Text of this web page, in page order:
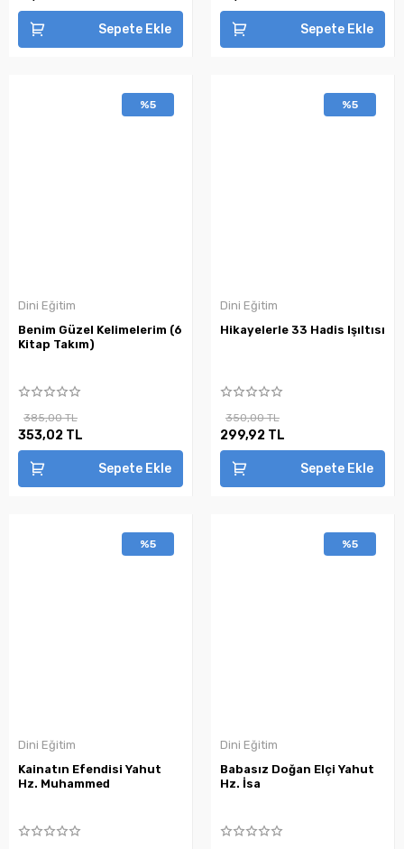
Sepete Ekle Sepete Ekle
%5
Dini Eğitim
Benim Güzel Kelimelerim (6
Kitap Takım)
385,00 TL
353,02 TL
Sepete Ekle
%5
Dini Eğitim
Hikayelerle 33 Hadis Işıltısı
350,00 TL
299,92 TL
Sepete Ekle
%5
Dini Eğitim
Kainatın Efendisi Yahut
Hz. Muhammed
%5
Dini Eğitim
Babasız Doğan Elçi Yahut
Hz. İsa